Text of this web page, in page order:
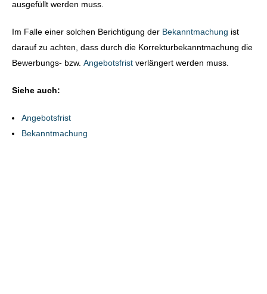
ausgefüllt werden muss.
Im Falle einer solchen Berichtigung der Bekanntmachung ist
darauf zu achten, dass durch die Korrekturbekanntmachung die
Bewerbungs- bzw. Angebotsfrist verlängert werden muss.
Siehe auch:
Angebotsfrist
Bekanntmachung